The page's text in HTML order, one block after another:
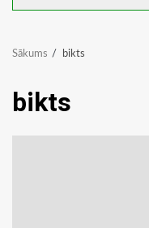
Sākums bikts
bikts